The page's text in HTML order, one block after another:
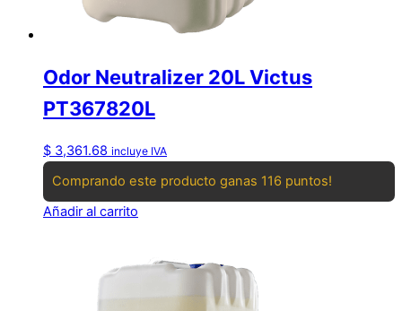
Odor Neutralizer 20L Victus
PT367820L
$ 3,361.68 incluye IVA
Comprando este producto ganas 116 puntos!
Añadir al carrito